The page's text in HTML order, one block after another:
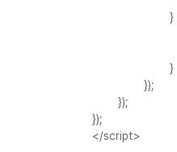
}
}
});
});
});
</script>